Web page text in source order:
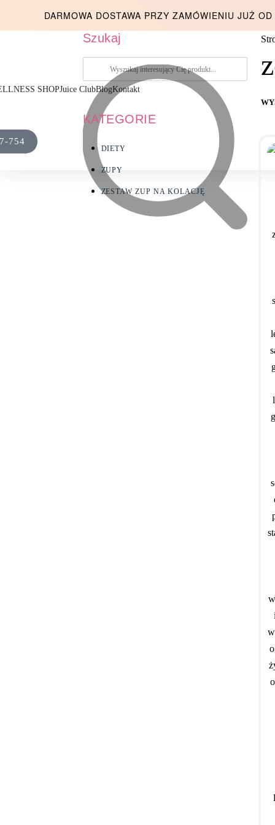
DARMOWA DOSTAWA PRZY ZAMÓWIENIU JUŻ
SHOPJuice ClubBlogKontakt
754
Szukaj
KATEGORIE
DIETY
ZUPY
ZESTAW ZUP NA KOLACJĘ